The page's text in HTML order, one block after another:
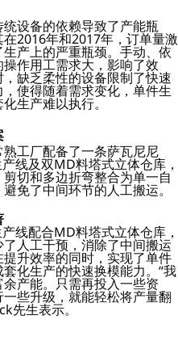
设备的依赖导致了产能瓶
2016年和2017年，订单量激
产上的严重瓶颈。手动、依
作用工需求大，影响了效
缺乏柔性的设备限制了快速
使得随着需求变化，单件生
生产难以执行。
工厂配备了一条萨瓦尼尼
线及双MD料塔式立体仓库，
切和多边折弯整合为单一自
免了中间环节的人工搬运。
线配合MD料塔式立体仓库，
了人工干预，消除了中间搬运
升效率的同时，实现了单件
化生产的快速换模能力。“我
产能。只需再投入一些资
些升级，就能轻松将产量翻
先生表示。